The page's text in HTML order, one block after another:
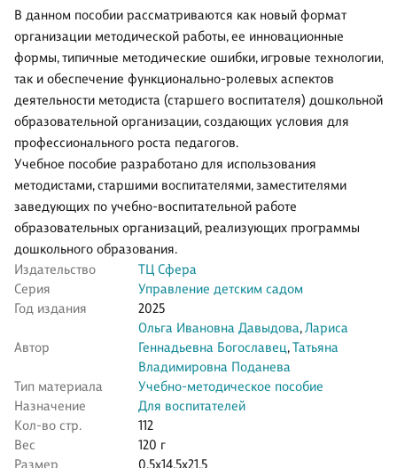
В данном пособии рассматриваются как новый формат
организации методической работы, ее инновационные
формы, типичные методические ошибки, игровые технологии,
так и обеспечение функционально-ролевых аспектов
деятельности методиста (старшего воспитателя) дошкольной
образовательной организации, создающих условия для
профессионального роста педагогов.
Учебное пособие разработано для использования
методистами, старшими воспитателями, заместителями
заведующих по учебно-воспитательной работе
образовательных организаций, реализующих программы
дошкольного образования.
Издательство
ТЦ Сфера
Серия
Управление детским садом
Год издания
2025
Автор
Ольга Ивановна Давыдова,Лариса
Геннадьевна Богославец,Татьяна
Владимировна Поданева
Тип материала
Учебно-методическое пособие
Назначение
Для воспитателей
Кол-во стр.
112
Вес
120 г
Размер
0.5x14.5x21.5